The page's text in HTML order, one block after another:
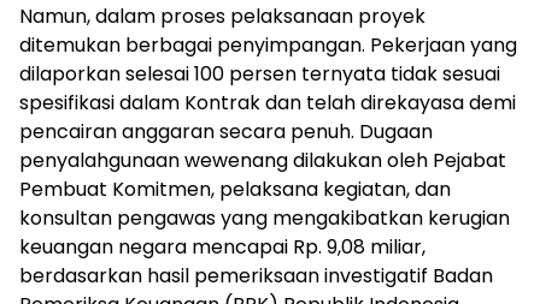
Namun, dalam proses pelaksanaan proyek
ditemukan berbagai penyimpangan. Pekerjaan yang
dilaporkan selesai 100 persen ternyata tidak sesuai
spesifikasi dalam Kontrak dan telah direkayasa demi
pencairan anggaran secara penuh. Dugaan
penyalahgunaan wewenang dilakukan oleh Pejabat
Pembuat Komitmen, pelaksana kegiatan, dan
konsultan pengawas yang mengakibatkan kerugian
keuangan negara mencapai Rp. 9,08 miliar,
berdasarkan hasil pemeriksaan investigatif Badan